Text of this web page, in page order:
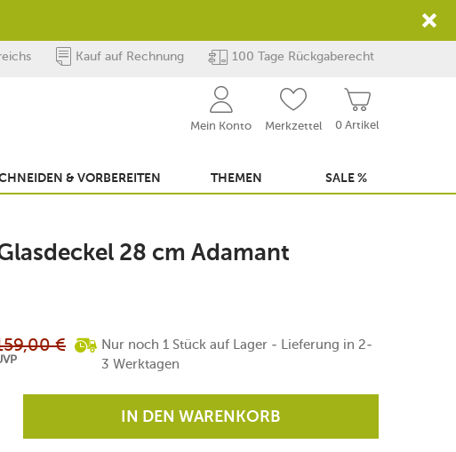
Kauf auf Rechnung 100 Tage Rückgaberecht
0 Artikel
Mein Konto Merkzettel
& VORBEREITEN THEMEN SALE %
28 cm Adamant
€
Nur noch 1 Stück auf Lager - Lieferung in 2-
3 Werktagen
IN DEN WARENKORB